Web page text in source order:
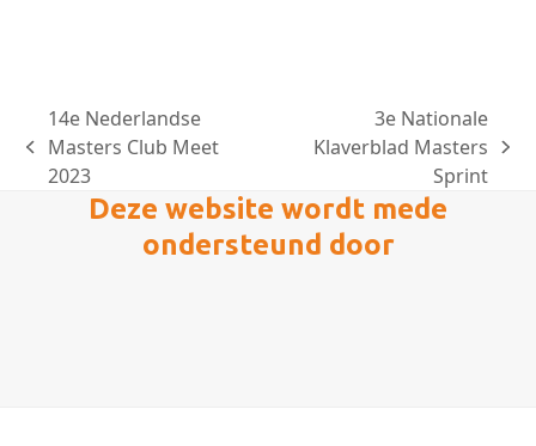
previous
post:
14e Nederlandse
Masters Club Meet
2023
next
3e Nationale
Klaverblad Masters
Sprint
Deze website wordt mede
ondersteund door